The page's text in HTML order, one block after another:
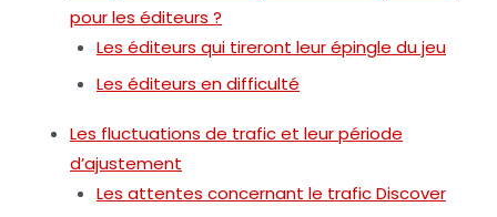
pour les éditeurs ?
Les éditeurs qui tireront leur épingle du jeu
Les éditeurs en difficulté
Les fluctuations de trafic et leur période
d’ajustement
Les attentes concernant le trafic Discover